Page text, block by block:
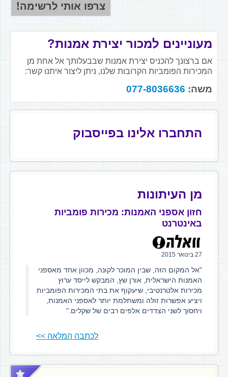
מעוניינים למכור יצירת אמנות?
אם ברצונך להכניס יצירת אמנות שבבעלותך אל אחת מן
המכירות הפומביות הקרובות שלנו, ניתן ליצור איתנו קשר:
משה: 077-8036636
התחברו אלינו בפייסבוק
מן העיתונות
חזון אספני האמנות: מכירות פומביות
באינטרנט
27 בינואר 2015
"אל המקום הזה, שבין המוכר לקונה, מכוון אחד מאספני
האמנות הישראלית, אורן שץ, המבקש לייסד ערוץ
מכירות אלטרנטיבי, שיעקוף את בתי המכירות הפומביות
ויציע אפשרות זולה ומשתלמת יותר לאספני האמנות,
ויחסוך לשני הצדדים אלפים רבים של שקלים."
לכתבה המלאה >>